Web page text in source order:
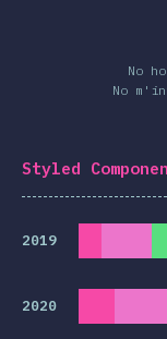
No
No
Styled
2019
2020